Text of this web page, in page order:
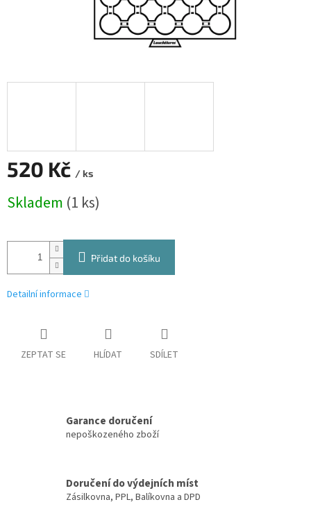
520 Kč / ks
cena:
Skladem (1 ks)
Přidat do košíku
Detailní informace
ZEPTAT SE HLÍDAT SDÍLET
Garance doručení
nepoškozeného zboží
Doručení do výdejních míst
Zásilkovna, PPL, Balíkovna a DPD